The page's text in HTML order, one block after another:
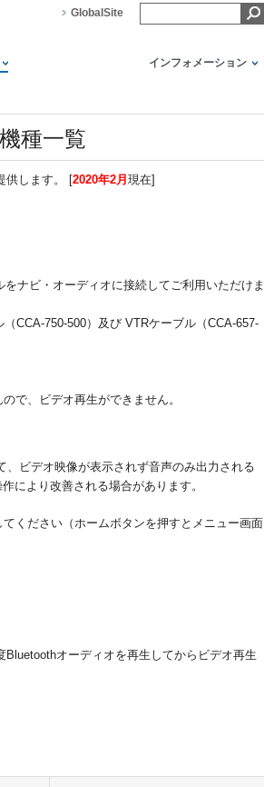
GlobalSite
インフォメーション
種一覧
供します。 [2020年2月 現在]
ナビ・オーディオに接続してご利用いただけま
CCA-750-500）及び VTRケーブル（CCA-657-
で、ビデオ再生ができません。
ビデオ映像が表示されず音声のみ出力される
により改善される場合があります。
ください（ホームボタンを押すとメニュー画面
オーディオを再生してからビデオ再生